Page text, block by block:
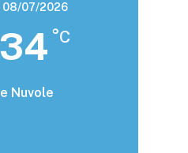
08/07/2026
34 °C
Nuvole